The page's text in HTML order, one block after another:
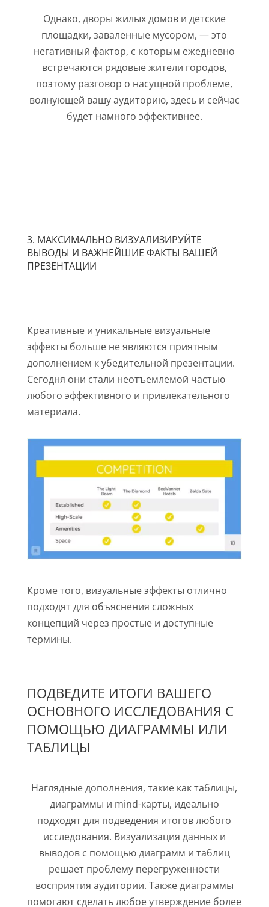
Однако, дворы жилых домов и детские
площадки, заваленные мусором, — это
негативный фактор, с которым ежедневно
встречаются рядовые жители городов,
поэтому разговор о насущной проблеме,
волнующей вашу аудиторию, здесь и сейчас
будет намного эффективнее.
3. МАКСИМАЛЬНО ВИЗУАЛИЗИРУЙТЕ
ВЫВОДЫ И ВАЖНЕЙШИЕ ФАКТЫ ВАШЕЙ
ПРЕЗЕНТАЦИИ
Креативные и уникальные визуальные
эффекты больше не являются приятным
дополнением к убедительной презентации.
Сегодня они стали неотъемлемой частью
любого эффективного и привлекательного
материала.
Кроме того, визуальные эффекты отлично
подходят для объяснения сложных
концепций через простые и доступные
термины.
ПОДВЕДИТЕ ИТОГИ ВАШЕГО
ОСНОВНОГО ИССЛЕДОВАНИЯ С
ПОМОЩЬЮ ДИАГРАММЫ ИЛИ
ТАБЛИЦЫ
Наглядные дополнения, такие как таблицы,
диаграммы и mind-карты, идеально
подходят для подведения итогов любого
исследования. Визуализация данных и
выводов с помощью диаграмм и таблиц
решает проблему перегруженности
восприятия аудитории. Также диаграммы
помогают сделать любое утверждение более